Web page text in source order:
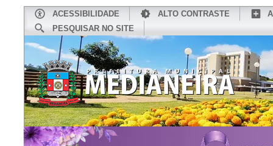
ACESSIBILIDADE ALTO CONTRASTE
PESQUISAR NO SITE
CONHEÇA MEDIANEIRA